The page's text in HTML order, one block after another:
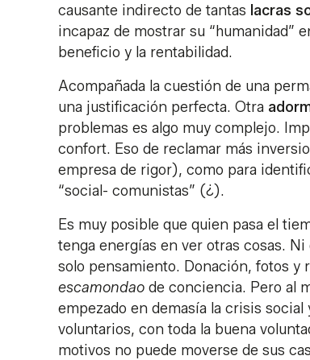
causante indirecto de tantas lacras
incapaz de mostrar su “humanidad”
beneficio y la rentabilidad.
Acompañada la cuestión de una
una justificación perfecta. Otra
problemas es algo muy complejo.
confort. Eso de reclamar más
empresa de rigor), como para
“social- comunistas” (¿).
Es muy posible que quien pasa el
tenga energías en ver otras cosas.
solo pensamiento. Donación, fotos y
escamondao de conciencia. Pero al
empezado en demasía la crisis
voluntarios, con toda la buena
motivos no puede moverse de sus